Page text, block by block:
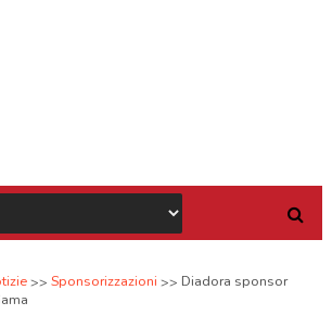
Sponsorizzazioni
Diadora sponsor